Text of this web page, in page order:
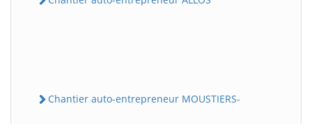
Chantier auto-entrepreneur MOUSTIERS-